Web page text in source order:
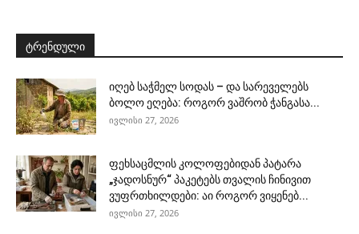
ტრენდული
იღებ საჭმელ სოდას – და სარეველებს
ბოლო ეღება: როგორ ვაშრობ ჭანგასა...
ივლისი 27, 2026
ფეხსაცმლის კოლოფებიდან პატარა
„ჯადოსნურ“ პაკეტებს თვალის ჩინივით
ვუფრთხილდები: აი როგორ ვიყენებ...
ივლისი 27, 2026